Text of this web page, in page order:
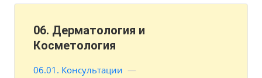
06. Дерматология и
Косметология
06.01. Консультации —